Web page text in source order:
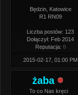
Będzin, Katowice
R1 RN09
Liczba postów: 123
Dołączył: Feb 2014
Reputacja: 0
2015-02-17, 01:00 PM
żaba
To co Nas kręci